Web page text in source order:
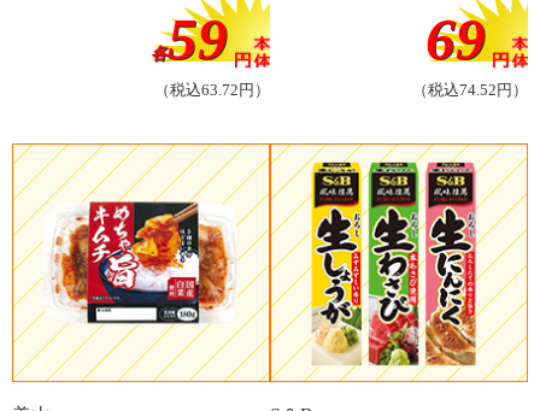
各59
（税込63.72円）
69
（税込74.52円）